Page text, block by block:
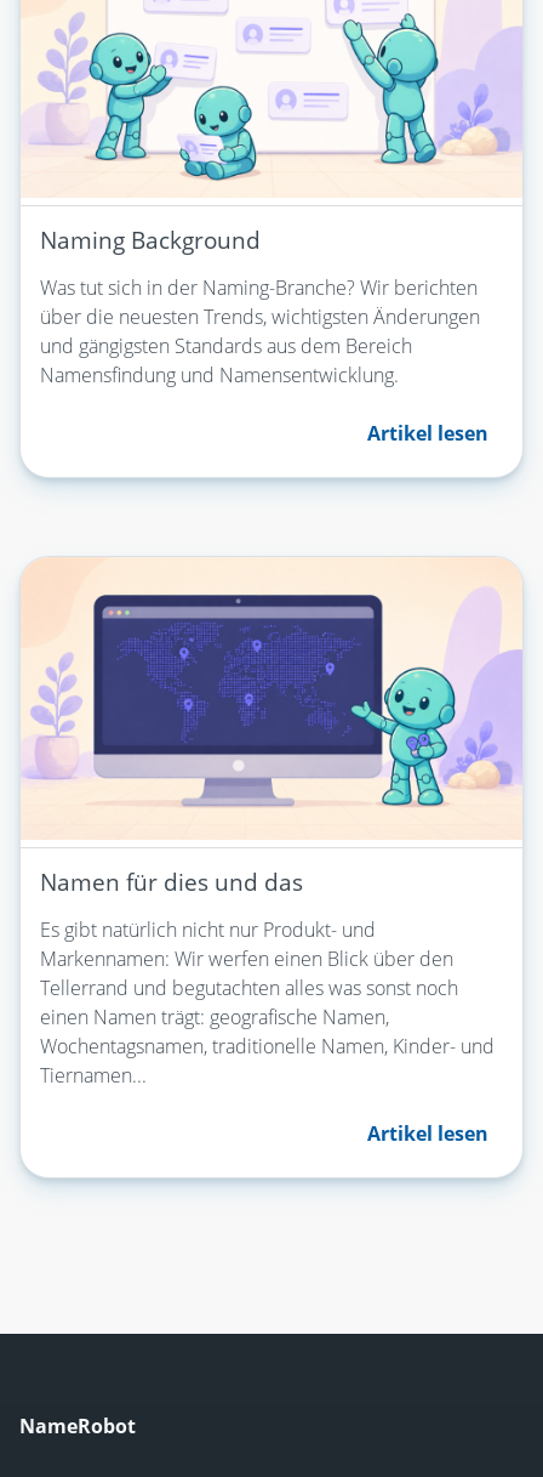
Naming Background
Was tut sich in der Naming-Branche? Wir berichten
über die neuesten Trends, wichtigsten Änderungen
und gängigsten Standards aus dem Bereich
Namensfindung und Namensentwicklung.
Artikel lesen
Namen für dies und das
Es gibt natürlich nicht nur Produkt- und
Markennamen: Wir werfen einen Blick über den
Tellerrand und begutachten alles was sonst noch
einen Namen trägt: geografische Namen,
Wochentagsnamen, traditionelle Namen, Kinder- und
Tiernamen...
Artikel lesen
NameRobot